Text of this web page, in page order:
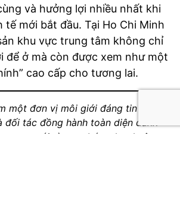
và hưởng lợi nhiều nhất khi
tế mới bắt đầu. Tại Ho Chi Minh
khu vực trung tâm không chỉ
để ở mà còn được xem như một
cao cấp cho tương lai.
một đơn vị môi giới đáng tin cậy?
đối tác đồng hành toàn diện dành
trọn gói từ mua bán, cho thuê,